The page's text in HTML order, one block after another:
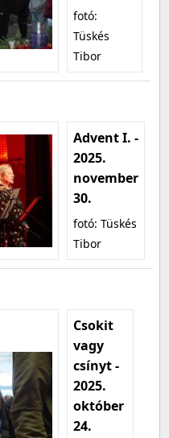
fotó:
Tüskés
Tibor
Advent I. -
2025.
november
30.
fotó: Tüskés
Tibor
Csokit
vagy
csínyt -
2025.
október
24.